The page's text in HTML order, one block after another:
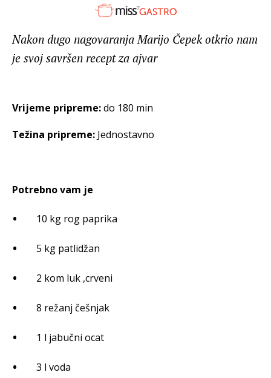
Nakon dugo nagovaranja Marijo Čepek otkrio nam
je svoj savršen recept za ajvar
Vrijeme pripreme:do 180 min
Težina pripreme: Jednostavno
Potrebno vam je
10 kg rog paprika
5 kg patlidžan
2 kom luk ,crveni
8 režanj češnjak
1 l jabučni ocat
3 l voda